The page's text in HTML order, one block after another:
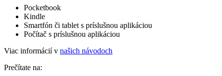
Pocketbook
Kindle
Smartfón či tablet s príslušnou aplikáciou
Počítač s príslušnou aplikáciou
Viac informácií v našich návodoch
Prečítate na: